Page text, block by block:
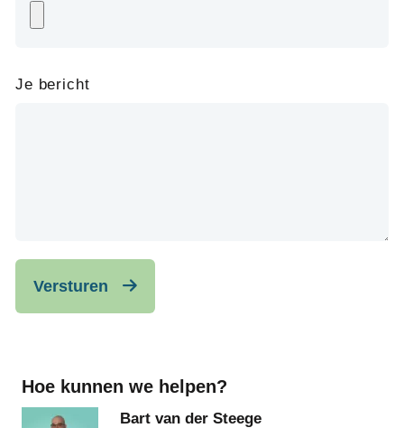
Je bericht
Versturen
Hoe kunnen we helpen?
Bart van der Steege